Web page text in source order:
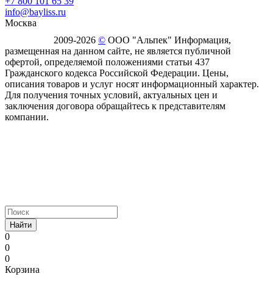
info@bayliss.ru
Москва
2009-2026 © ООО "Альпек" Информация,
размещенная на данном сайте, не является публичной
офертой, определяемой положениями статьи 437
Гражданского кодекса Российской Федерации. Цены,
описания товаров и услуг носят информационный характер.
Для получения точных условий, актуальных цен и
заключения договора обращайтесь к представителям
компании.
Найти
0
0
0
Корзина